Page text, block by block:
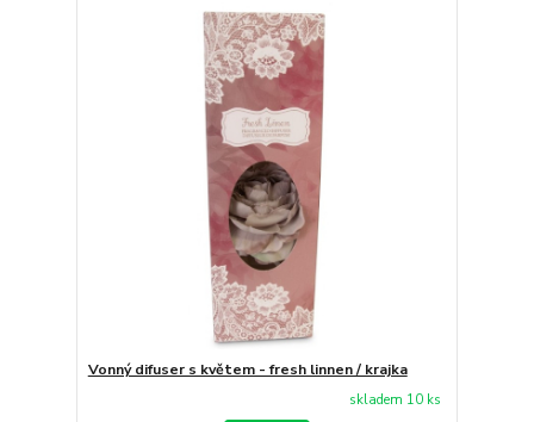
Vonný difuser s květem - fresh linnen / krajka
skladem 10 ks